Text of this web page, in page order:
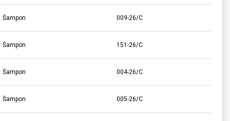
Šampon 009-26/C
Šampon 151-26/C
Šampon 004-26/C
Šampon 005-26/C